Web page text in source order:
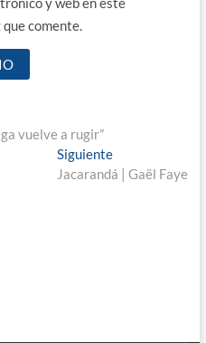
comente.
vuelve a rugir”
SiguienteEntrada
siguiente:
Jacarandá | Gaël Faye